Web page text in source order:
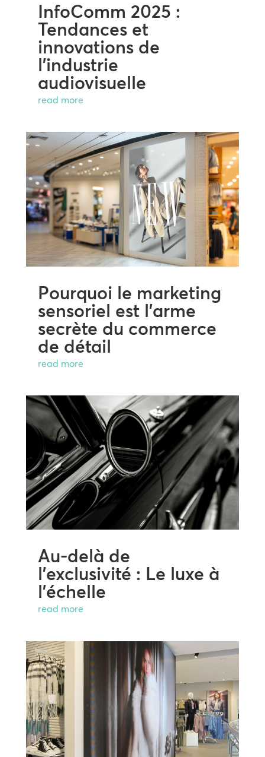
InfoComm 2025 :
Tendances et
innovations de
l’industrie
audiovisuelle
read more
Pourquoi le marketing
sensoriel est l’arme
secrète du commerce
de détail
read more
Au-delà de
l’exclusivité : Le luxe à
l’échelle
read more